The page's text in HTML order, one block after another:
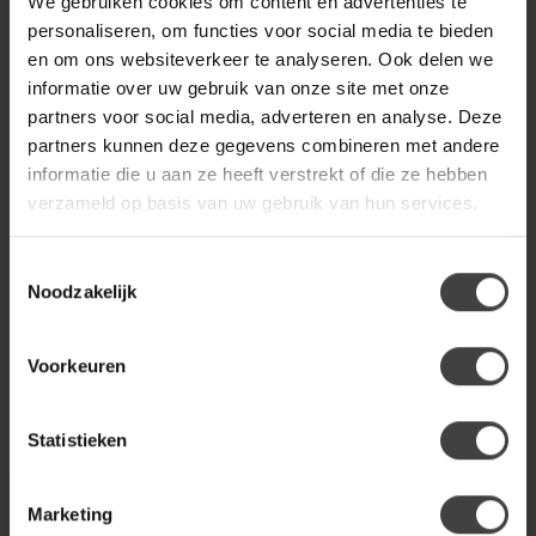
personaliseren, om functies voor social media te bieden
en om ons websiteverkeer te analyseren. Ook delen we
informatie over uw gebruik van onze site met onze
partners voor social media, adverteren en analyse. Deze
partners kunnen deze gegevens combineren met andere
informatie die u aan ze heeft verstrekt of die ze hebben
verzameld op basis van uw gebruik van hun services.
Noodzakelijk
Voorkeuren
Statistieken
Marketing
Woood Olia Bijzettafel Metaal
Hoogglans Strepen
Bruin/Blauw
€99,95
Of heb je hulp nodig bij de bestelling? Neem gerust contact
op met onze klantenservice
info@dewoonwinkel.nlof
+31